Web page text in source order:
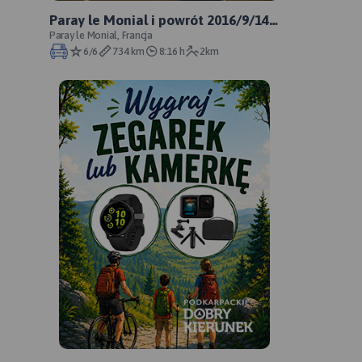
Paray le Monial i powrót 2016/9/14
23:34
Paray le Monial, Francja
6/6
734 km 8:16 h 2km